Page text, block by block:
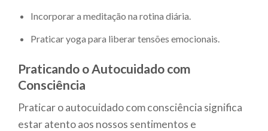
Incorporar a meditação na rotina diária.
Praticar yoga para liberar tensões emocionais.
Praticando o Autocuidado com
Consciência
Praticar o autocuidado com consciência significa
estar atento aos nossos sentimentos e